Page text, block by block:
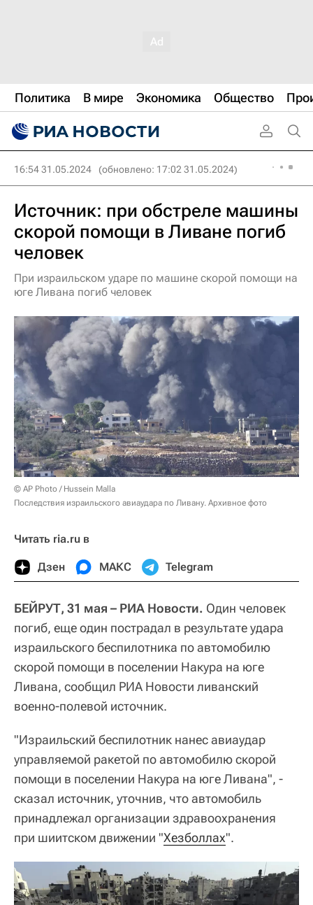
Политика В мире Экономика Общество
16:54 31.05.2024 (обновлено: 17:02 31.05.2024)
Источник: при обстреле машины
скорой помощи в Ливане погиб
человек
При израильском ударе по машине скорой помощи на
юге Ливана погиб человек
© AP Photo / Hussein Malla
Последствия израильского авиаудара по Ливану. Архивное фото
Читать ria.ru в
Дзен МАКС Telegram
БЕЙРУТ, 31 мая – РИА Новости. Один человек
погиб, еще один пострадал в результате удара
израильского беспилотника по автомобилю
скорой помощи в поселении Накура на юге
Ливана, сообщил РИА Новости ливанский
военно-полевой источник.
"Израильский беспилотник нанес авиаудар
управляемой ракетой по автомобилю скорой
помощи в поселении Накура на юге Ливана", -
сказал источник, уточнив, что автомобиль
принадлежал организации здравоохранения
при шиитском движении "Хезболлах".